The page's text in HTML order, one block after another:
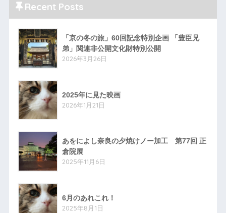
Recent Posts
「京の冬の旅」60回記念特別企画 「豊臣兄
弟」関連非公開文化財特別公開
2026年3月26日
2025年に見た映画
2026年1月21日
あをによし奈良の夕焼けノー加工 第77回 正
倉院展
2025年11月6日
6月のあれこれ！
2025年8月1日